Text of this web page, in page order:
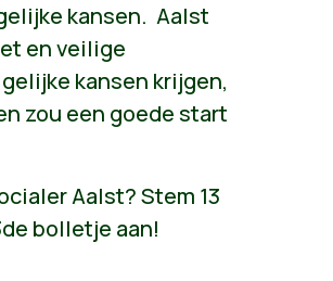
kansen. Aalst
en veilige
kansen krijgen,
zou een goede start
Aalst? Stem 13
bolletje aan!